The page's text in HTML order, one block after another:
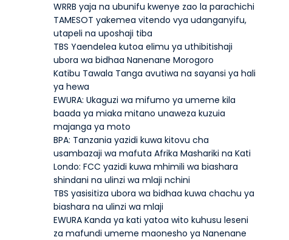
WRRB yaja na ubunifu kwenye zao la parachichi
TAMESOT yakemea vitendo vya udanganyifu,
utapeli na uposhaji tiba
TBS Yaendelea kutoa elimu ya uthibitishaji
ubora wa bidhaa Nanenane Morogoro
Katibu Tawala Tanga avutiwa na sayansi ya hali
ya hewa
EWURA: Ukaguzi wa mifumo ya umeme kila
baada ya miaka mitano unaweza kuzuia
majanga ya moto
BPA: Tanzania yazidi kuwa kitovu cha
usambazaji wa mafuta Afrika Mashariki na Kati
Londo: FCC yazidi kuwa mhimili wa biashara
shindani na ulinzi wa mlaji nchini
TBS yasisitiza ubora wa bidhaa kuwa chachu ya
biashara na ulinzi wa mlaji
EWURA Kanda ya kati yatoa wito kuhusu leseni
za mafundi umeme maonesho ya Nanenane